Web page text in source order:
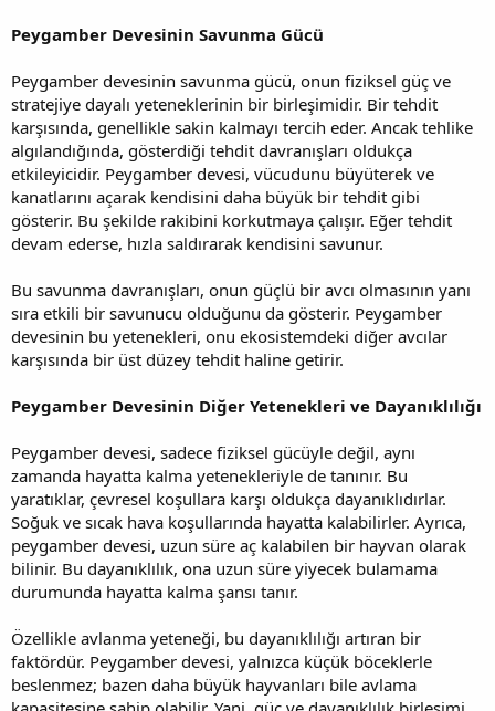
Peygamber Devesinin Savunma Gücü
Peygamber devesinin savunma gücü, onun fiziksel güç ve
stratejiye dayalı yeteneklerinin bir birleşimidir. Bir tehdit
karşısında, genellikle sakin kalmayı tercih eder. Ancak tehlike
algılandığında, gösterdiği tehdit davranışları oldukça
etkileyicidir. Peygamber devesi, vücudunu büyüterek ve
kanatlarını açarak kendisini daha büyük bir tehdit gibi
gösterir. Bu şekilde rakibini korkutmaya çalışır. Eğer tehdit
devam ederse, hızla saldırarak kendisini savunur.
Bu savunma davranışları, onun güçlü bir avcı olmasının yanı
sıra etkili bir savunucu olduğunu da gösterir. Peygamber
devesinin bu yetenekleri, onu ekosistemdeki diğer avcılar
karşısında bir üst düzey tehdit haline getirir.
Peygamber Devesinin Diğer Yetenekleri ve Dayanıklılığı
Peygamber devesi, sadece fiziksel gücüyle değil, aynı
zamanda hayatta kalma yetenekleriyle de tanınır. Bu
yaratıklar, çevresel koşullara karşı oldukça dayanıklıdırlar.
Soğuk ve sıcak hava koşullarında hayatta kalabilirler. Ayrıca,
peygamber devesi, uzun süre aç kalabilen bir hayvan olarak
bilinir. Bu dayanıklılık, ona uzun süre yiyecek bulamama
durumunda hayatta kalma şansı tanır.
Özellikle avlanma yeteneği, bu dayanıklılığı artıran bir
faktördür. Peygamber devesi, yalnızca küçük böceklerle
beslenmez; bazen daha büyük hayvanları bile avlama